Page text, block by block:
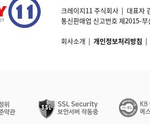
크레이지11 주식회사 | 대표자
통신판매업 신고번호 제2015-
회사소개 | 개인정보처리방침 |